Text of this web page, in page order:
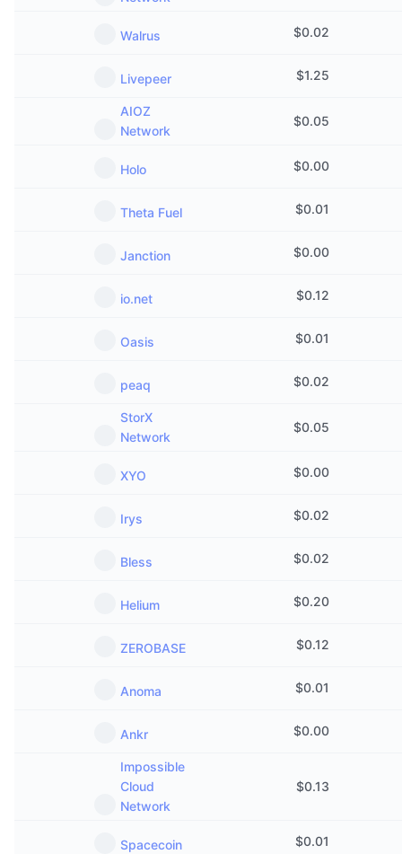
Aankomende verkopen
Financieringstarieven
Leren & Verdienen
ICO kalender
Walrus $0.02
Livepeer $1.25
AIOZ
Network
$0.05
Holo $0.00
Theta Fuel $0.01
Janction $0.00
io.net $0.12
Oasis $0.01
peaq $0.02
StorX
Network
$0.05
XYO $0.00
Irys $0.02
Bless $0.02
Helium $0.20
ZEROBASE $0.12
Anoma $0.01
Ankr $0.00
Impossible
Cloud
Network
$0.13
Spacecoin $0.01